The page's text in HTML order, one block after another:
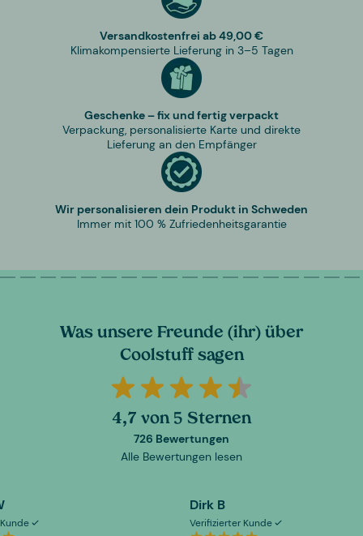
Versandkostenfrei ab 49,00 €
Klimakompensierte Lieferung in 3–5 Tagen
Geschenke – fix und fertig verpackt
Verpackung, personalisierte Karte und direkte
Lieferung an den Empfänger
Wir personalisieren dein Produkt in Schweden
Immer mit 100 % Zufriedenheitsgarantie
Was unsere Freunde (ihr) über
Coolstuff sagen
4,7 von 5 Sternen
726 Bewertungen
Alle Bewertungen lesen
Dirk B
Verifizierter Kunde